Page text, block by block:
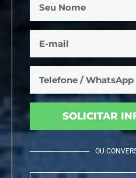
SOLICITAR
OU